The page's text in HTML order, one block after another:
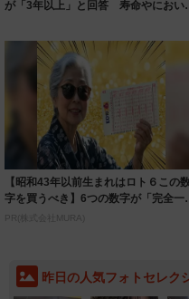
が「3年以上」と回答 寿命やにおい
【昭和43年以前生まれはロト６この
字を買うべき】6つの数字が「完全一
致」する方...
PR(株式会社MURA)
昨日の人気フォトセレク